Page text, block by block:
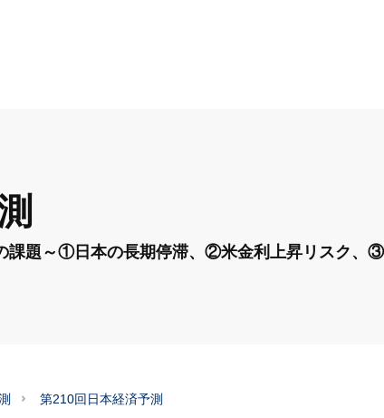
課題～①日本の長期停滞、②米金利上昇リスク、
第210回日本経済予測